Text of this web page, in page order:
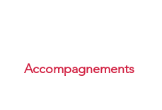
Accompagnements